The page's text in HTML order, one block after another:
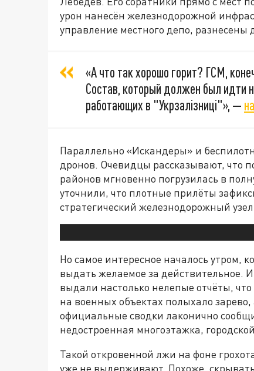
урон нанесён железнодорожной
управление местного депо, разнесены
«А что так хорошо горит? ГСМ,
Состав, который должен был
работающих в "Укрзалізниці"», —
Параллельно «Искандеры» и
дронов. Очевидцы рассказывают, что
районов мгновенно погрузилась в
уточнили, что плотные прилёты
стратегический железнодорожный
Но самое интересное началось утром,
выдать желаемое за действительное.
выдали настолько нелепые отчёты,
на военных объектах полыхало
официальные сводки лаконично
недостроенная многоэтажка,
Такой откровенной лжи на фоне
уже не выдерживают. Похоже,